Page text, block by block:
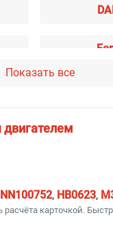
Показать все
двигателем
, HB0623,
карточкой.